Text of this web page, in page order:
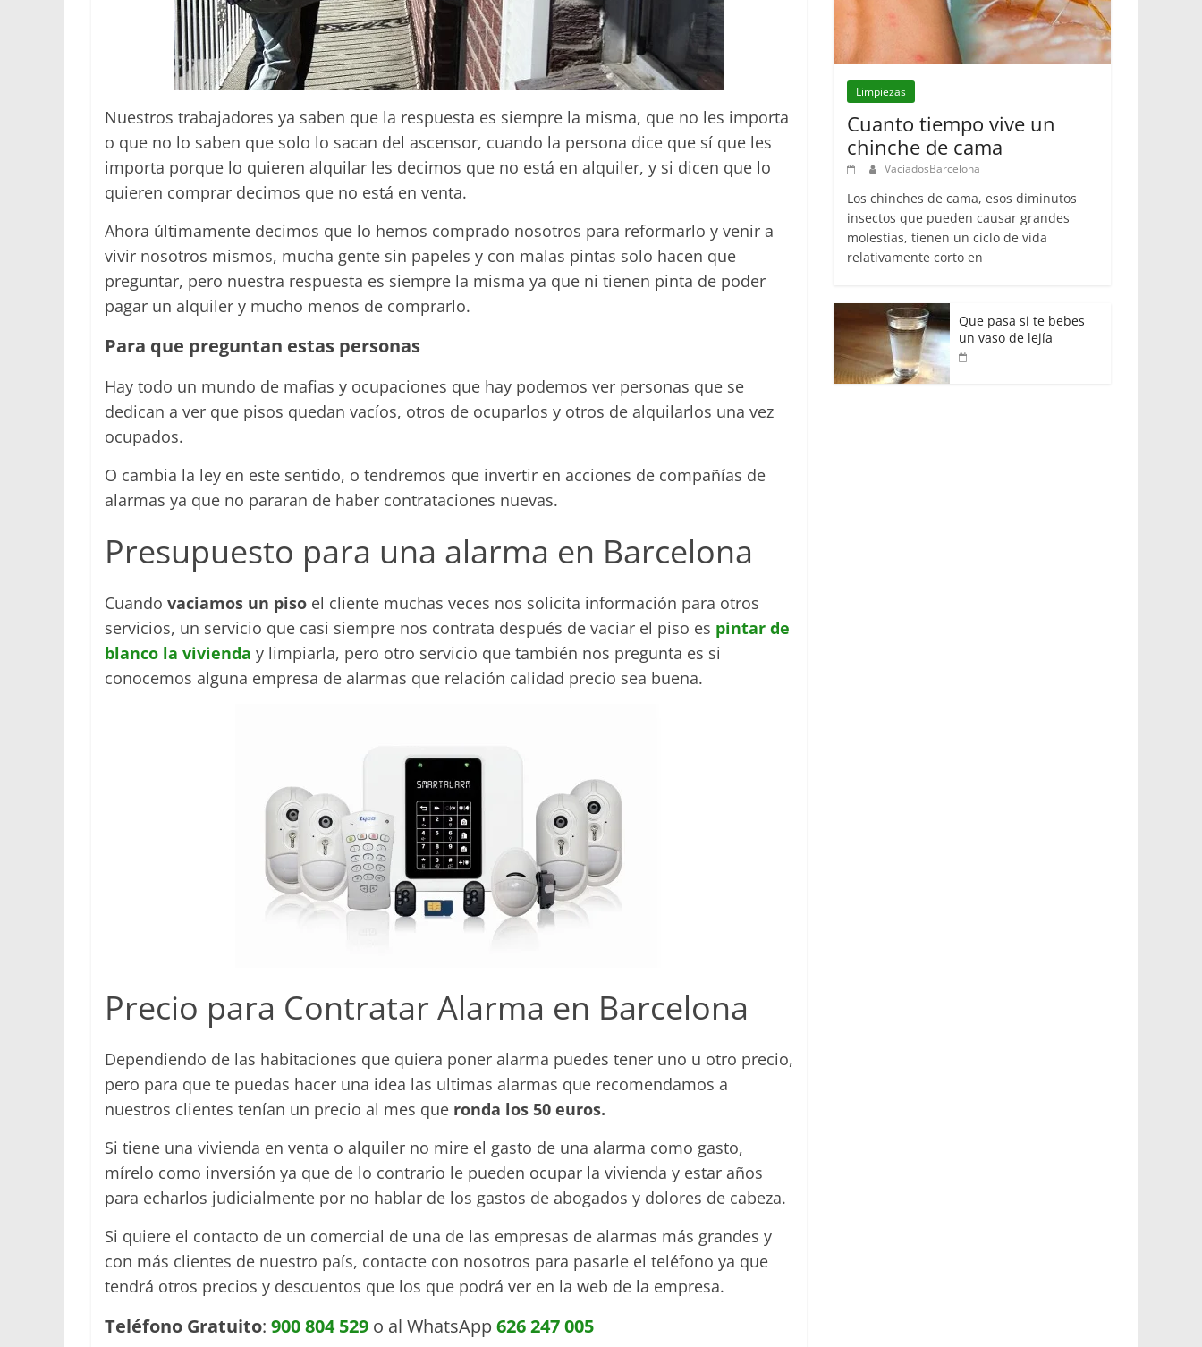
Nuestros trabajadores ya saben que la respuesta es siempre la misma, que no les importa
o que no lo saben que solo lo sacan del ascensor, cuando la persona dice que sí que les
importa porque lo quieren alquilar les decimos que no está en alquiler, y si dicen que lo
quieren comprar decimos que no está en venta.
Ahora últimamente decimos que lo hemos comprado nosotros para reformarlo y venir a
vivir nosotros mismos, mucha gente sin papeles y con malas pintas solo hacen que
preguntar, pero nuestra respuesta es siempre la misma ya que ni tienen pinta de poder
pagar un alquiler y mucho menos de comprarlo.
Para que preguntan estas personas
Hay todo un mundo de mafias y ocupaciones que hay podemos ver personas que se
dedican a ver que pisos quedan vacíos, otros de ocuparlos y otros de alquilarlos una vez
ocupados.
O cambia la ley en este sentido, o tendremos que invertir en acciones de compañías de
alarmas ya que no pararan de haber contrataciones nuevas.
Presupuesto para una alarma en Barcelona
Cuando vaciamos un piso el cliente muchas veces nos solicita información para otros
servicios, un servicio que casi siempre nos contrata después de vaciar el piso es pintar de
blanco la vivienda y limpiarla, pero otro servicio que también nos pregunta es si
conocemos alguna empresa de alarmas que relación calidad precio sea buena.
Precio para Contratar Alarma en Barcelona
Dependiendo de las habitaciones que quiera poner alarma puedes tener uno u otro precio,
pero para que te puedas hacer una idea las ultimas alarmas que recomendamos a
nuestros clientes tenían un precio al mes que ronda los 50 euros.
Si tiene una vivienda en venta o alquiler no mire el gasto de una alarma como gasto,
mírelo como inversión ya que de lo contrario le pueden ocupar la vivienda y estar años
para echarlos judicialmente por no hablar de los gastos de abogados y dolores de cabeza.
Si quiere el contacto de un comercial de una de las empresas de alarmas más grandes y
con más clientes de nuestro país, contacte con nosotros para pasarle el teléfono ya que
tendrá otros precios y descuentos que los que podrá ver en la web de la empresa.
Teléfono Gratuito: 900 804 529 o al WhatsApp 626 247 005
Limpiezas
Cuanto tiempo vive un
chinche de cama
VaciadosBarcelona
Los chinches de cama, esos diminutos
insectos que pueden causar grandes
molestias, tienen un ciclo de vida
relativamente corto en
Que pasa si te bebes
un vaso de lejía